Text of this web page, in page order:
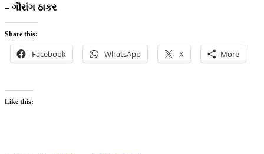
– ગૌરાંગ ઠાકર
Share this:
Facebook WhatsApp X More
Like this: